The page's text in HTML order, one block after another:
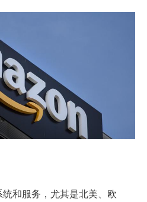
和服务，尤其是北美、欧